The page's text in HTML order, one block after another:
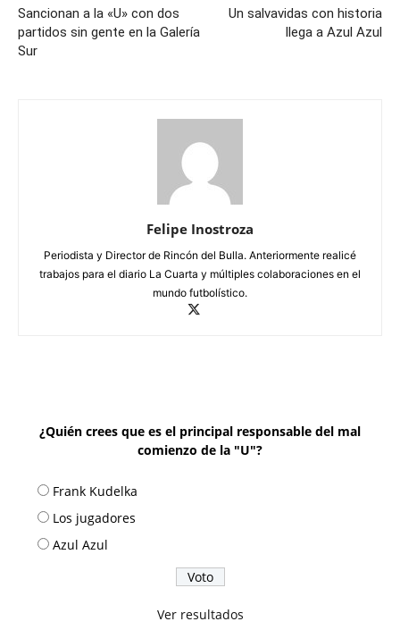
Sancionan a la «U» con dos
partidos sin gente en la Galería
Sur
Un salvavidas con historia
llega a Azul Azul
Felipe Inostroza
Periodista y Director de Rincón del Bulla. Anteriormente realicé
trabajos para el diario La Cuarta y múltiples colaboraciones en el
mundo futbolístico.
¿Quién crees que es el principal responsable del mal
comienzo de la "U"?
Frank Kudelka
Los jugadores
Azul Azul
Ver resultados